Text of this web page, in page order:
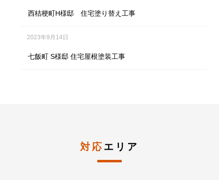
西桔梗町H様邸 住宅塗り替え工事
2023年9月14日
七飯町 S様邸 住宅屋根塗装工事
対応エリア